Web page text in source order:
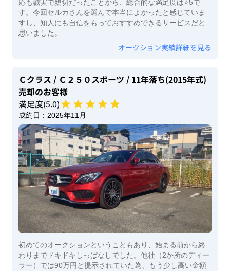
応も誠実で親切だったことから、総合的な満足度は⭐️5で
す。今回セルカさんを選んで本当によかったと感じていま
すし、知人にも自信をもっておすすめできるサービスだと
思いました。
オークション実績詳細を見る
Ｃクラス / Ｃ２５０スポーツ / 11年落ち(2015年式)
売却のお客様
満足度(5.0)
成約日： 2025年11月
初めてのオークションということもあり、始まる前から終
わりまでドキドキしっぱなしでした。他社（2か所のディー
ラー）では90万円と提示されていた為、もう少し高い金額